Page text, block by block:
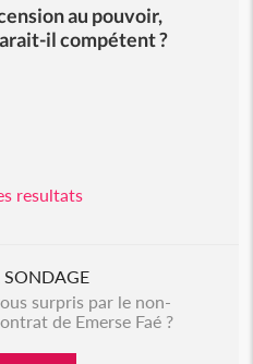
au pouvoir,
il compétent ?
resultats
SONDAGE
surpris par le non-
de Emerse Faé ?